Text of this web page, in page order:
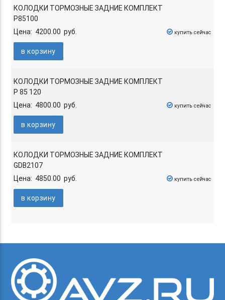
КОЛОДКИ ТОРМОЗНЫЕ ЗАДНИЕ КОМПЛЕКТ
P85100
Цена: 4200.00 руб.
купить сейчас
в корзину
КОЛОДКИ ТОРМОЗНЫЕ ЗАДНИЕ КОМПЛЕКТ
P 85 120
Цена: 4800.00 руб.
купить сейчас
в корзину
КОЛОДКИ ТОРМОЗНЫЕ ЗАДНИЕ КОМПЛЕКТ
GDB2107
Цена: 4850.00 руб.
купить сейчас
в корзину